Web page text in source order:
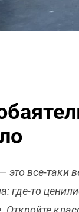
это все-таки
где-то